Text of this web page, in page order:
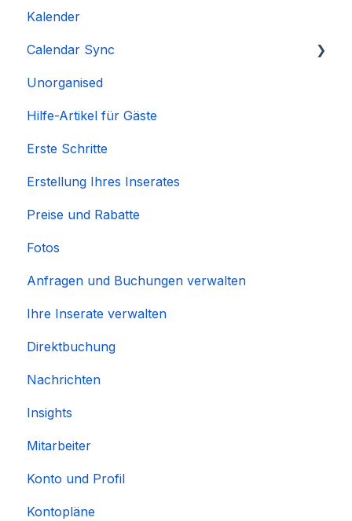
Kalender
Calendar Sync
Importieren beliebter Kalender
Unorganised
Hilfe-Artikel für Gäste
Erste Schritte
Erstellung Ihres Inserates
Preise und Rabatte
Fotos
Anfragen und Buchungen verwalten
Ihre Inserate verwalten
Direktbuchung
Nachrichten
Insights
Mitarbeiter
Konto und Profil
Kontopläne